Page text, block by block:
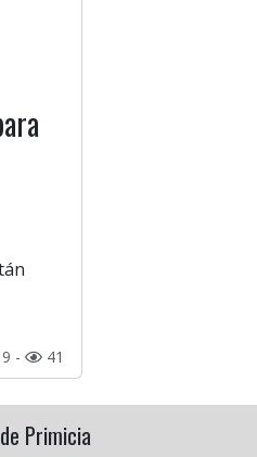
- 41
Primicia